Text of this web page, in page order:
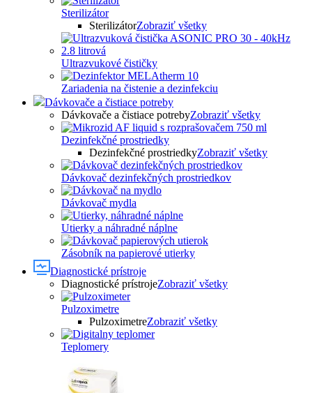
Sterilizátor
SterilizátorZobraziť všetky
Ultrazvukové čističky
Zariadenia na čistenie a dezinfekciu
Dávkovače a čistiace potreby
Dávkovače a čistiace potrebyZobraziť všetky
Dezinfekčné prostriedky
Dezinfekčné prostriedkyZobraziť všetky
Dávkovač dezinfekčných prostriedkov
Dávkovač mydla
Utierky a náhradné náplne
Zásobník na papierové utierky
Diagnostické prístroje
Diagnostické prístrojeZobraziť všetky
Pulzoximetre
PulzoximetreZobraziť všetky
Teplomery